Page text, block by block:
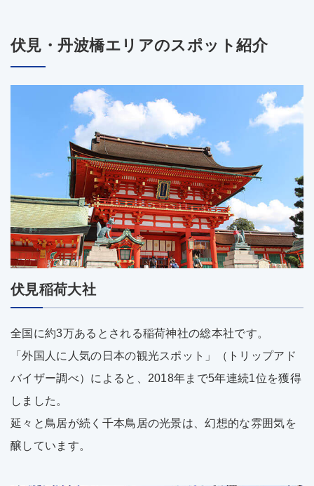
伏見・丹波橋エリアのスポット紹介
伏見稲荷大社
全国に約3万あるとされる稲荷神社の総本社です。
「外国人に人気の日本の観光スポット」（トリップアド
バイザー調べ）によると、2018年まで5年連続1位を獲得
しました。
延々と鳥居が続く千本鳥居の光景は、幻想的な雰囲気を
醸しています。